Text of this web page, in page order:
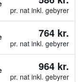
pr. nat inkl. gebyrer
764 kr.
pr. nat inkl. gebyrer
964 kr.
pr. nat inkl. gebyrer